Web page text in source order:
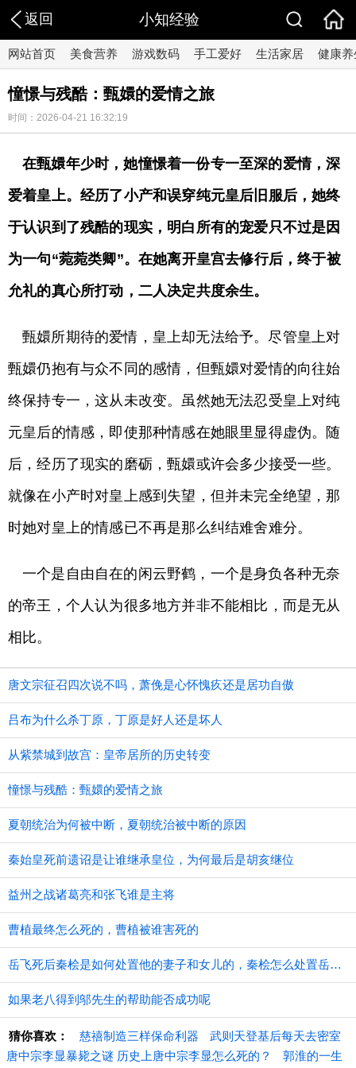
返回 小知经验
网站首页 美食营养 游戏数码 手工爱好 生活家居 健康养
憧憬与残酷：甄嬛的爱情之旅
时间：2026-04-21 16:32:19
在甄嬛年少时，她憧憬着一份专一至深的爱情，深
爱着皇上。经历了小产和误穿纯元皇后旧服后，她终
于认识到了残酷的现实，明白所有的宠爱只不过是因
为一句“菀菀类卿”。在她离开皇宫去修行后，终于被
允礼的真心所打动，二人决定共度余生。
甄嬛所期待的爱情，皇上却无法给予。尽管皇上对
甄嬛仍抱有与众不同的感情，但甄嬛对爱情的向往始
终保持专一，这从未改变。虽然她无法忍受皇上对纯
元皇后的情感，即使那种情感在她眼里显得虚伪。随
后，经历了现实的磨砺，甄嬛或许会多少接受一些。
就像在小产时对皇上感到失望，但并未完全绝望，那
时她对皇上的情感已不再是那么纠结难舍难分。
一个是自由自在的闲云野鹤，一个是身负各种无奈
的帝王，个人认为很多地方并非不能相比，而是无从
相比。
唐文宗征召四次说不吗，萧俛是心怀愧疚还是居功自傲
吕布为什么杀丁原，丁原是好人还是坏人
从紫禁城到故宫：皇帝居所的历史转变
憧憬与残酷：甄嬛的爱情之旅
夏朝统治为何被中断，夏朝统治被中断的原因
秦始皇死前遗诏是让谁继承皇位，为何最后是胡亥继位
益州之战诸葛亮和张飞谁是主将
曹植最终怎么死的，曹植被谁害死的
​岳飞死后秦桧是如何处置他的妻子和女儿的，秦桧怎么处置岳飞家人的
如果老八得到邬先生的帮助能否成功呢
猜你喜欢： 慈禧制造三样保命利器
武则天登基后每天去密室
唐中宗李显暴毙之谜 历史上唐中宗李显怎么死的？
郭淮的一生